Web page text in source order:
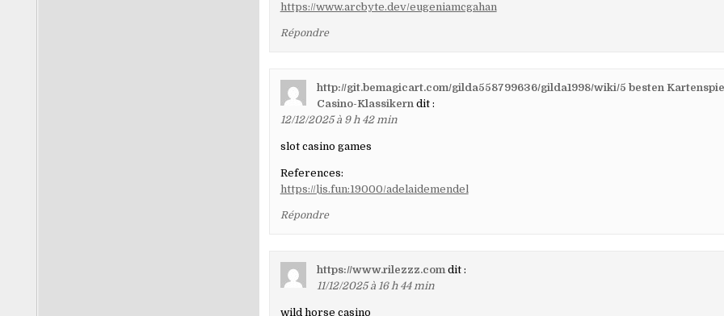
https://www.arcbyte.dev/eugeniamcgahan
Répondre
http://git.bemagicart.com/gilda558799636/gilda1998/wiki/5 besten
Casino-Klassikern dit :
12/12/2025 à 9 h 42 min
slot casino games
References:
https://ljs.fun:19000/adelaidemendel
Répondre
https://www.rilezzz.com dit :
11/12/2025 à 16 h 44 min
wild horse casino